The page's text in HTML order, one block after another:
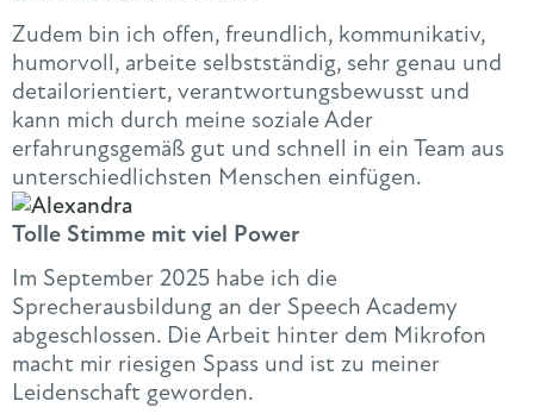
Zudem bin ich offen, freundlich, kommunikativ,
humorvoll, arbeite selbstständig, sehr genau und
detailorientiert, verantwortungsbewusst und
kann mich durch meine soziale Ader
erfahrungsgemäß gut und schnell in ein Team aus
unterschiedlichsten Menschen einfügen.
Tolle Stimme mit viel Power
Im September 2025 habe ich die
Sprecherausbildung an der Speech Academy
abgeschlossen. Die Arbeit hinter dem Mikrofon
macht mir riesigen Spass und ist zu meiner
Leidenschaft geworden.